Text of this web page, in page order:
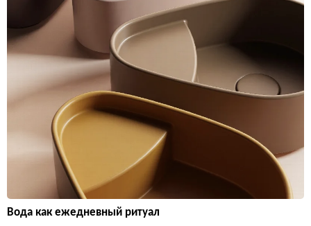
Вода как ежедневный ритуал